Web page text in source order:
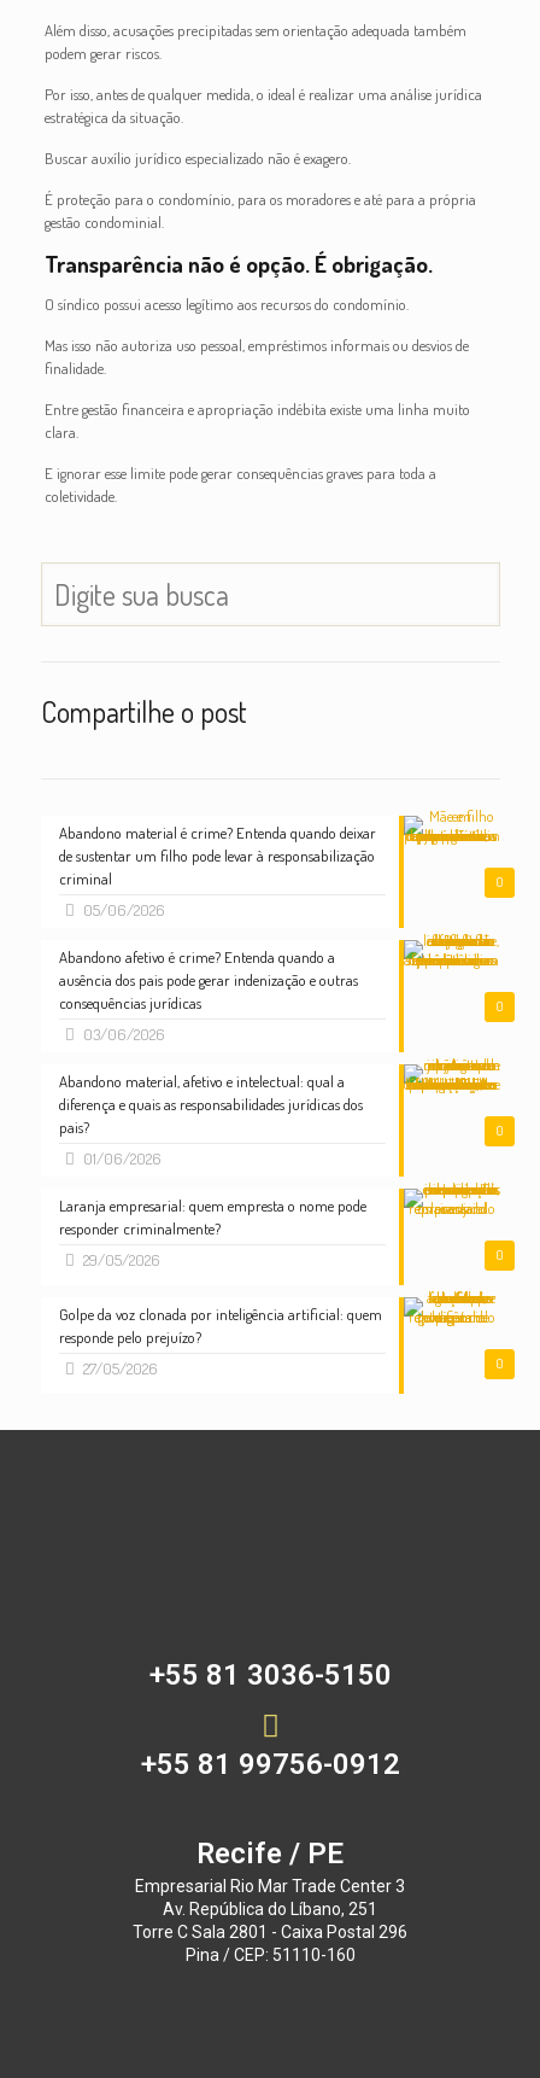
Além disso, acusações precipitadas sem orientação adequada também
podem gerar riscos.
Por isso, antes de qualquer medida, o ideal é realizar uma análise jurídica
estratégica da situação.
Buscar auxílio jurídico especializado não é exagero.
É proteção para o condomínio, para os moradores e até para a própria
gestão condominial.
Transparência não é opção. É obrigação.
O síndico possui acesso legítimo aos recursos do condomínio.
Mas isso não autoriza uso pessoal, empréstimos informais ou desvios de
finalidade.
Entre gestão financeira e apropriação indébita existe uma linha muito
clara.
E ignorar esse limite pode gerar consequências graves para toda a
coletividade.
Compartilhe o post
0
Abandono material é crime? Entenda quando deixar
de sustentar um filho pode levar à responsabilização
criminal
05/06/2026
0
Abandono afetivo é crime? Entenda quando a
ausência dos pais pode gerar indenização e outras
consequências jurídicas
03/06/2026
0
Abandono material, afetivo e intelectual: qual a
diferença e quais as responsabilidades jurídicas dos
pais?
01/06/2026
0
Laranja empresarial: quem empresta o nome pode
responder criminalmente?
29/05/2026
0
Golpe da voz clonada por inteligência artificial: quem
responde pelo prejuízo?
27/05/2026
+55 81 3036-5150
+55 81 99756-0912
Recife / PE
Empresarial Rio Mar Trade Center 3
Av. República do Líbano, 251
Torre C Sala 2801 - Caixa Postal 296
Pina / CEP: 51110-160